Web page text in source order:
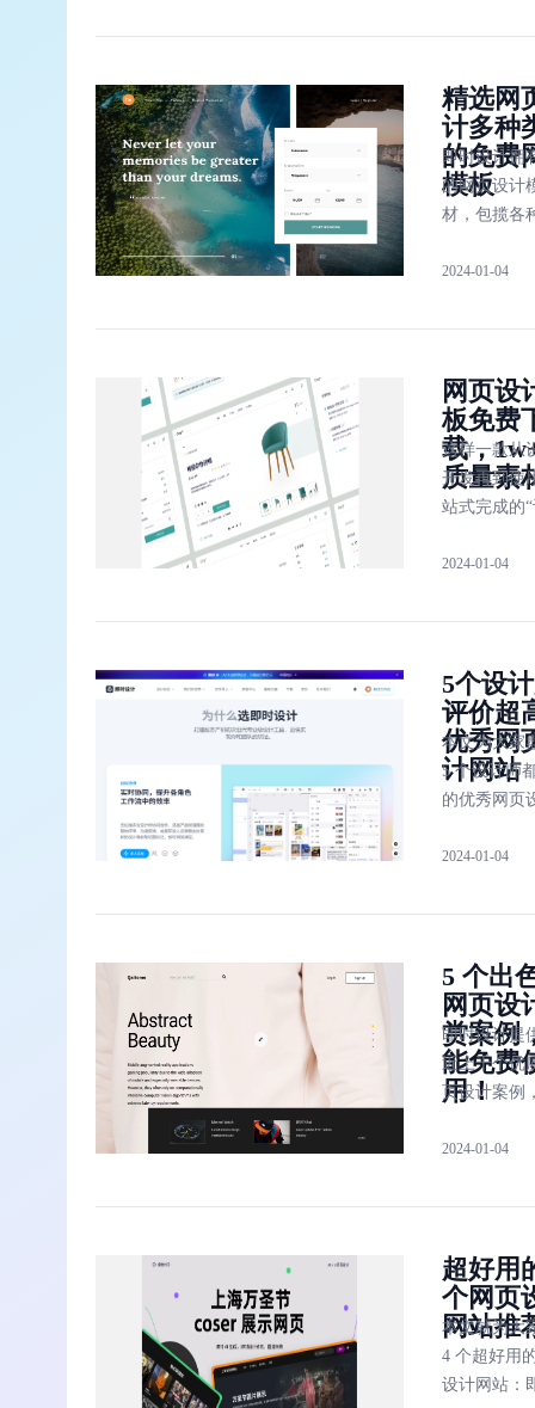
一起打造完
精选网
计多种
的免费
模板
即时设计拥
的网页设计
材，包揽各
网页设计工
2024-01-04
网页设
板免费
载，
质量素
这样一款从
开发再到使
站式完成的
计」，即时
提供便利，
2024-01-04
5个设
评价超
优秀网
计网站
本文为大家
5 个设计师
的优秀网页
Awwwards、
Behance、
2024-01-04
5 个出
网页设
赏案例
能免费
用！
即时设计提
近上千个优
页设计案例
个。如果想
设计案例详
官网。
2024-01-04
超好用
个网页
网站推
本文就为大
4 个超好用
设计网站：